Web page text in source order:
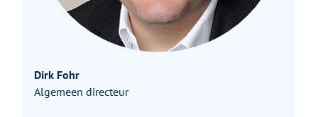
Dirk Fohr
Algemeen directeur